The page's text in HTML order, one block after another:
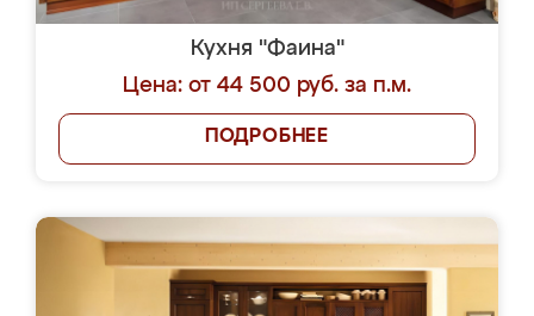
Кухня "Фаина"
Цена: от 44 500 руб. за п.м.
ПОДРОБНЕЕ